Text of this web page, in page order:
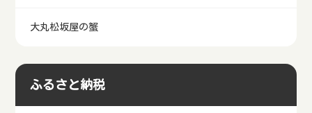
大丸松坂屋の蟹
ふるさと納税